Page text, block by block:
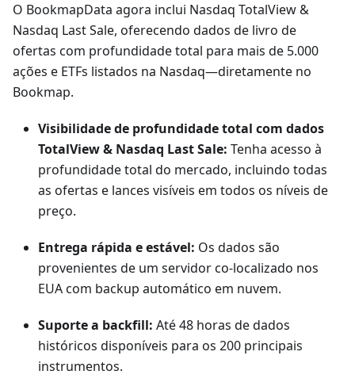
O BookmapData agora inclui Nasdaq TotalView &
Nasdaq Last Sale, oferecendo dados de livro de
ofertas com profundidade total para mais de 5.000
ações e ETFs listados na Nasdaq—diretamente no
Bookmap.
Visibilidade de profundidade total com dados
TotalView & Nasdaq Last Sale: Tenha acesso à
profundidade total do mercado, incluindo todas
as ofertas e lances visíveis em todos os níveis de
preço.
Entrega rápida e estável: Os dados são
provenientes de um servidor co-localizado nos
EUA com backup automático em nuvem.
Suporte a backfill: Até 48 horas de dados
históricos disponíveis para os 200 principais
instrumentos.